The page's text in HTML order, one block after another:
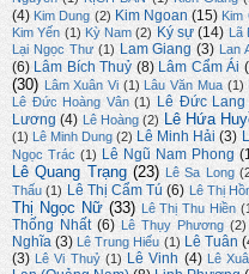
(4) Kim Dung (2) Kim Ngoan (15) Kim
Kim Yến (1) Kỳ Nam (2) Ký sự (14) Lã
Lại Ngọc Thư (1) Lam Giang (3) Lan
(6) Lâm Bích Thuỷ (8) Lâm Cẩm Ái
(30) Lâm Xuân Vi (1) Lâu Văn Mua (1)
Lê Đức Hoàng Vân (1) Lê Đức Lang
Lương (4) Lê Hoàng (2) Lê Hứa
(1) Lê Minh Dung (2) Lê Minh Hải (3)
Ngọc Trác (1) Lê Ngũ Nam Phong
Lê Quang Trạng (23) Lê Sa Long
Thấu (1) Lê Thị Cẩm Tú (6) Lê Thị
Thị Ngọc Nữ (33) Lê Thị Thu Hiền
Thống Nhất (6) Lê Thụy Phương (2)
Nghĩa (3) Lê Trung Hiếu (1) Lê Tuân
(3) Lê Vi Thuỷ (1) Lê Vinh (4) Lê